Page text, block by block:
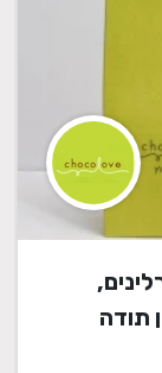
בשקית ירוקה - 4 פרלינים,
תודה